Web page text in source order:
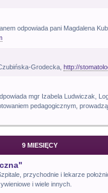
odpowiada pani Magdalena
Grodecka, http://
mgr Izabela Ludwiczak,
pedagogicznym,
9 MIESIĘCY
przychodnie i lekarze
i wiele innych.